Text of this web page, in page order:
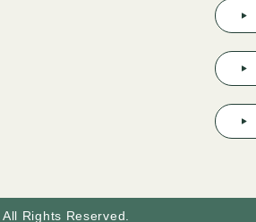
Rights Reserved.